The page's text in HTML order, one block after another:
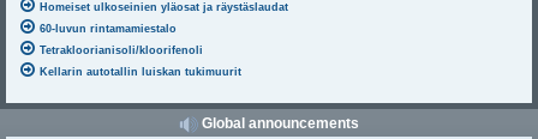
Homeiset ulkoseinien yläosat ja räystäslaudat
60-luvun rintamamiestalo
Tetrakloorianisoli/kloorifenoli
Kellarin autotallin luiskan tukimuurit
Global announcements